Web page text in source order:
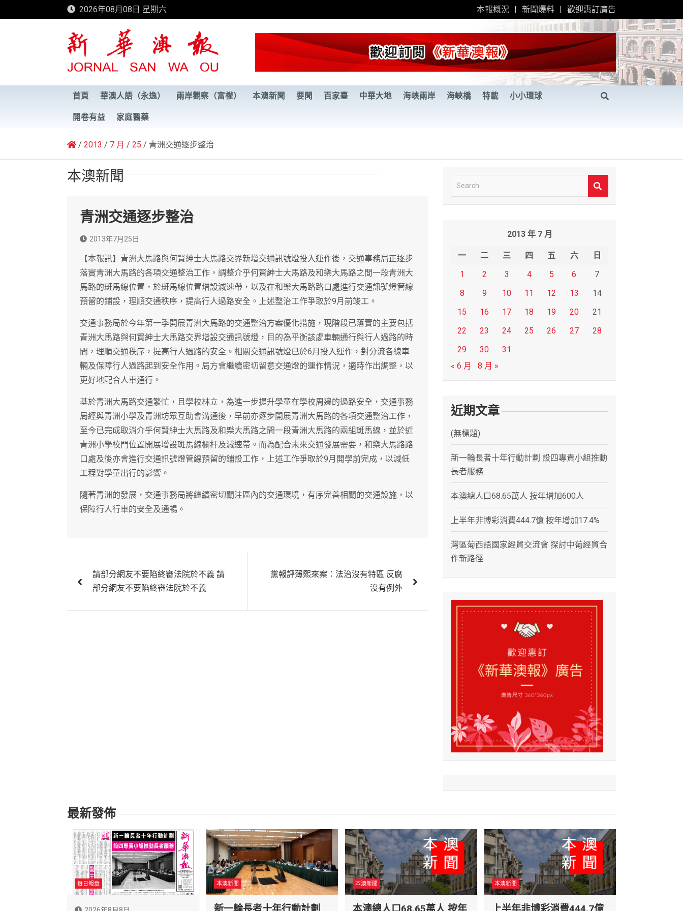
to
2026年08月08日 星期六 本報概況 新聞爆料 歡迎惠訂廣告
新華澳報
首頁 華澳人語（永逸） 兩岸觀察（富權） 本澳新聞 要聞 百家臺 中華大地 海峽兩岸 海峽橋 特載 小小環球
開卷有益 家庭醫藥
2013 7 月 25 青洲交通逐步整治
本澳新聞
青洲交通逐步整治
2013年7月25日
【本報訊】青洲大馬路與何賢紳士大馬路交界新增交通訊號燈投入運作後，交通事務局正逐步
落實青洲大馬路的各項交通整治工作，調整介乎何賢紳士大馬路及和樂大馬路之間一段青洲大
馬路的斑馬線位置，於斑馬線位置增設減速帶，以及在和樂大馬路路口處進行交通訊號燈管線
預留的鋪設，理順交通秩序，提高行人過路安全。上述整治工作爭取於9月前竣工。
交通事務局於今年第一季開展青洲大馬路的交通整治方案優化措施，現階段已落實的主要包括
青洲大馬路與何賢紳士大馬路交界增設交通訊號燈，目的為平衡該處車輛通行與行人過路的時
間，理順交通秩序，提高行人過路的安全。相關交通訊號燈已於6月投入運作，對分流各線車
輛及保障行人過路起到安全作用。局方會繼續密切留意交通燈的運作情況，適時作出調整，以
更好地配合人車通行。
基於青洲大馬路交通繁忙，且學校林立，為進一步提升學童在學校周邊的過路安全，交通事務
局經與青洲小學及青洲坊眾互助會溝通後，早前亦逐步開展青洲大馬路的各項交通整治工作，
至今已完成取消介乎何賢紳士大馬路及和樂大馬路之間一段青洲大馬路的兩組斑馬線，並於近
青洲小學校門位置開展增設斑馬線欄杆及減速帶。而為配合未來交通發展需要，和樂大馬路路
口處及後亦會進行交通訊號燈管線預留的鋪設工作，上述工作爭取於9月開學前完成，以減低
工程對學童出行的影響。
隨著青洲的發展，交通事務局將繼續密切關注區內的交通環境，有序完善相關的交通設施，以
保障行人行車的安全及通暢。
章
請部分網友不要陷終審法院於不義 請
部分網友不要陷終審法院於不義
黨報評薄熙來案：法治沒有特區 反腐
沒有例外
e
2013 年 7 月
一 二 三 四 五 六
日
1
2 3 4 5 6
7
8
9 10 11 12 13
14
15
16 17 18 19 20
21
22
23 24 25 26 27
28
29
30
31
« 6 月
8 月 »
近期文章
(無標題)
新一輪長者十年行動計劃 設四專責小組推動
長者服務
本澳總人口68.65萬人 按年增加600人
上半年非博彩消費444.7億 按年增加17.4%
灣區葡西語國家經貿交流會 探討中葡經貿合
作新路徑
最新發佈
每日報章 本澳新聞 本澳新聞 本澳新聞